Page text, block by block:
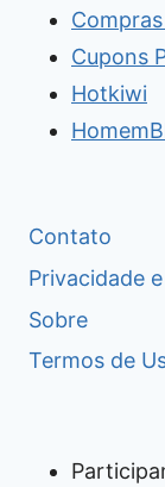
Cupons
Hotkiwi
Contato
Privacidade
Sobre
Termos de